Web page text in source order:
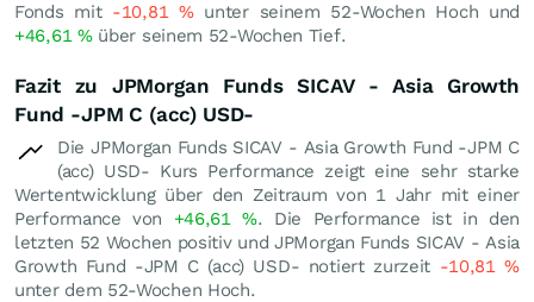
Fonds mit -10,81 %unter seinem 52-Wochen Hoch und
+46,61 %über seinem 52-Wochen Tief.
Fazit zu JPMorgan Funds SICAV - Asia Growth
Fund -JPM C (acc) USD-
Die JPMorgan Funds SICAV - Asia Growth Fund -JPM C
(acc) USD- Kurs Performance zeigt eine sehr starke
Wertentwicklung über den Zeitraum von 1 Jahr mit einer
Performance von +46,61%. Die Performance ist in den
letzten 52 Wochen positiv und JPMorgan Funds SICAV - Asia
Growth Fund -JPM C (acc) USD- notiert zurzeit -10,81%
unter dem 52-Wochen Hoch.